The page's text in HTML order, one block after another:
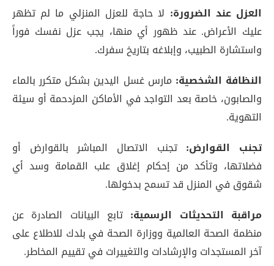
العزل عند الضرورة: لا حاجة للعزل المنزلي ما لم تظهر
عليك الأعراض. عند ظهور أي منها، يجب عزل نفسك فوراً
واستشارة الطبيب، وإبلاغه بتاريخ سفرك.
النظافة الشخصية: مارس غسل اليدين بشكل متكرر بالماء
والصابون، خاصة بعد التواجد في الأماكن المزدحمة أو سيئة
التهوية.
تجنب القوارض: تجنب الاتصال المباشر بالقوارض أو
فضلاتها، وتأكد من إحكام إغلاق علب القمامة وسد أي
شقوق في المنزل قد تسمح بدخولها.
مراقبة التحديثات الرسمية: تابع البيانات الصادرة عن
منظمة الصحة العالمية ووزارة الصحة في بلدك للاطلاع على
آخر المستجدات والإرشادات والتغييرات في تقييم المخاطر.